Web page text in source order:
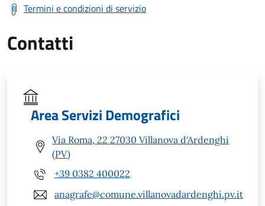
Termini e condizioni di servizio
Contatti
Area Servizi Demografici
Via Roma, 22 27030 Villanova d'Ardenghi
(PV)
+39 0382 400022
anagrafe@comune.villanovadardenghi.pv.it